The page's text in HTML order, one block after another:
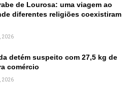
de Lourosa: uma viagem ao
diferentes religiões coexistiram
2026
detém suspeito com 27,5 kg de
comércio
2026